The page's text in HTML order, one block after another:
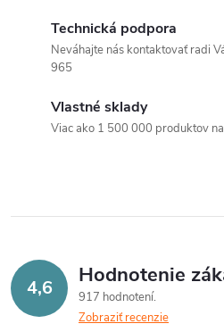
Technická podpora
Neváhajte nás kontaktovať radi
965
Vlastné sklady
Viac ako 1 500 000 produktov
4,6 Hodnotenie
917 hodnotení
Zobraziť recenzie